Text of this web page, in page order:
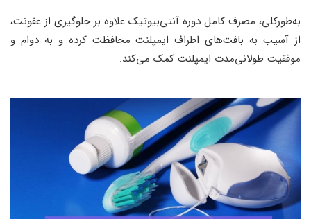
به‌طورکلی، مصرف کامل دوره آنتی‌بیوتیک علاوه بر جلوگیری از عفونت،
از آسیب به بافت‌های اطراف ایمپلنت محافظت کرده و به دوام و
موفقیت طولانی‌مدت ایمپلنت کمک می‌کند.